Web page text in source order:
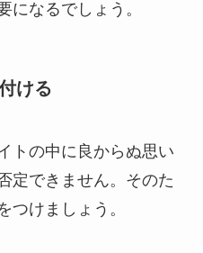
なるでしょう。
ける
トの中に良からぬ思い
定できません。そのた
つけましょう。